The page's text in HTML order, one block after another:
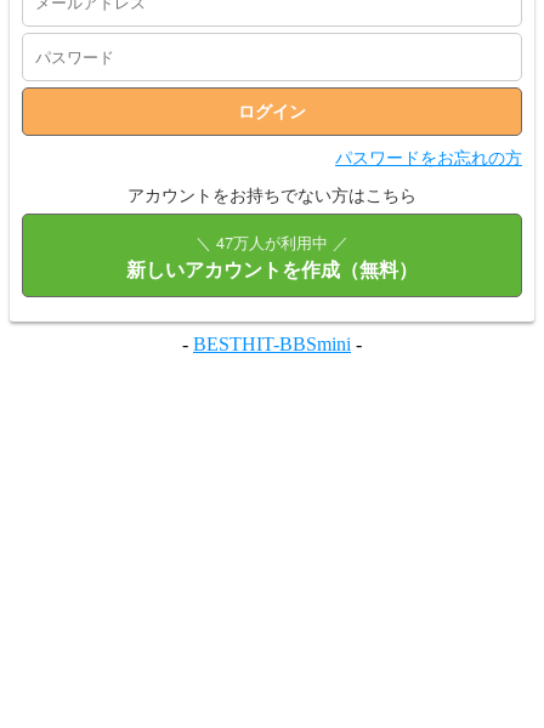
パスワードをお忘れの方
アカウントをお持ちでない方はこちら
＼ 47万人が利用中 ／
新しいアカウントを作成（無料）
- BESTHIT-BBSmini -